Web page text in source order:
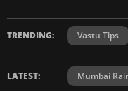
TRENDING: Vastu Tips
LATEST: Mumbai